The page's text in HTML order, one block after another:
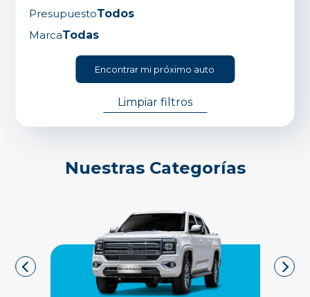
PresupuestoTodos
MarcaTodas
Encontrar mi próximo auto
Limpiar filtros
Nuestras Categorías